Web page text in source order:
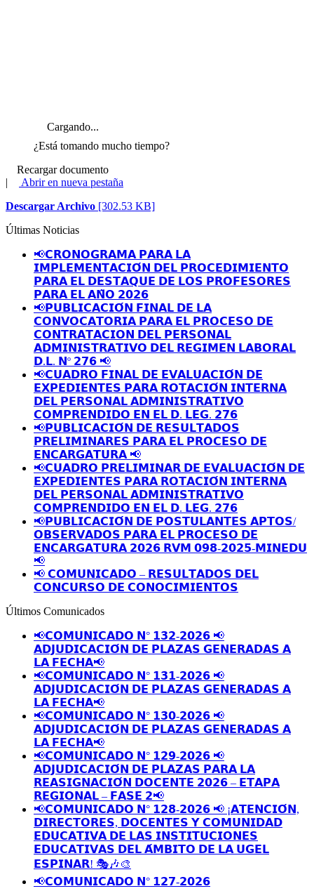
Cargando...
¿Está tomando mucho tiempo?
Recargar documento
|
Abrir en nueva pestaña
Descargar Archivo [302.53 KB]
Últimas Noticias
📢𝗖𝗥𝗢𝗡𝗢𝗚𝗥𝗔𝗠𝗔 𝗣𝗔𝗥𝗔 𝗟𝗔
𝗜𝗠𝗣𝗟𝗘𝗠𝗘𝗡𝗧𝗔𝗖𝗜𝗢́𝗡 𝗗𝗘𝗟 𝗣𝗥𝗢𝗖𝗘𝗗𝗜𝗠𝗜𝗘𝗡𝗧𝗢
𝗣𝗔𝗥𝗔 𝗘𝗟 𝗗𝗘𝗦𝗧𝗔𝗤𝗨𝗘 𝗗𝗘 𝗟𝗢𝗦 𝗣𝗥𝗢𝗙𝗘𝗦𝗢𝗥𝗘𝗦
𝗣𝗔𝗥𝗔 𝗘𝗟 𝗔𝗡̃𝗢 𝟮𝟬𝟮𝟲
📢𝗣𝗨𝗕𝗟𝗜𝗖𝗔𝗖𝗜𝗢́𝗡 𝗙𝗜𝗡𝗔𝗟 𝗗𝗘 𝗟𝗔
𝗖𝗢𝗡𝗩𝗢𝗖𝗔𝗧𝗢𝗥𝗜𝗔 𝗣𝗔𝗥𝗔 𝗘𝗟 𝗣𝗥𝗢𝗖𝗘𝗦𝗢 𝗗𝗘
𝗖𝗢𝗡𝗧𝗥𝗔𝗧𝗔𝗖𝗜𝗢𝗡 𝗗𝗘𝗟 𝗣𝗘𝗥𝗦𝗢𝗡𝗔𝗟
𝗔𝗗𝗠𝗜𝗡𝗜𝗦𝗧𝗥𝗔𝗧𝗜𝗩𝗢 𝗗𝗘𝗟 𝗥𝗘𝗚𝗜𝗠𝗘𝗡 𝗟𝗔𝗕𝗢𝗥𝗔𝗟
𝗗.𝗟. 𝗡º 𝟮𝟳𝟲 📢
📢𝗖𝗨𝗔𝗗𝗥𝗢 𝗙𝗜𝗡𝗔𝗟 𝗗𝗘 𝗘𝗩𝗔𝗟𝗨𝗔𝗖𝗜𝗢́𝗡 𝗗𝗘
𝗘𝗫𝗣𝗘𝗗𝗜𝗘𝗡𝗧𝗘𝗦 𝗣𝗔𝗥𝗔 𝗥𝗢𝗧𝗔𝗖𝗜𝗢́𝗡 𝗜𝗡𝗧𝗘𝗥𝗡𝗔
𝗗𝗘𝗟 𝗣𝗘𝗥𝗦𝗢𝗡𝗔𝗟 𝗔𝗗𝗠𝗜𝗡𝗜𝗦𝗧𝗥𝗔𝗧𝗜𝗩𝗢
𝗖𝗢𝗠𝗣𝗥𝗘𝗡𝗗𝗜𝗗𝗢 𝗘𝗡 𝗘𝗟 𝗗. 𝗟𝗘𝗚. 𝟮𝟳𝟲
📢𝗣𝗨𝗕𝗟𝗜𝗖𝗔𝗖𝗜𝗢́𝗡 𝗗𝗘 𝗥𝗘𝗦𝗨𝗟𝗧𝗔𝗗𝗢𝗦
𝗣𝗥𝗘𝗟𝗜𝗠𝗜𝗡𝗔𝗥𝗘𝗦 𝗣𝗔𝗥𝗔 𝗘𝗟 𝗣𝗥𝗢𝗖𝗘𝗦𝗢 𝗗𝗘
𝗘𝗡𝗖𝗔𝗥𝗚𝗔𝗧𝗨𝗥𝗔 📢
📢𝗖𝗨𝗔𝗗𝗥𝗢 𝗣𝗥𝗘𝗟𝗜𝗠𝗜𝗡𝗔𝗥 𝗗𝗘 𝗘𝗩𝗔𝗟𝗨𝗔𝗖𝗜𝗢́𝗡 𝗗𝗘
𝗘𝗫𝗣𝗘𝗗𝗜𝗘𝗡𝗧𝗘𝗦 𝗣𝗔𝗥𝗔 𝗥𝗢𝗧𝗔𝗖𝗜𝗢́𝗡 𝗜𝗡𝗧𝗘𝗥𝗡𝗔
𝗗𝗘𝗟 𝗣𝗘𝗥𝗦𝗢𝗡𝗔𝗟 𝗔𝗗𝗠𝗜𝗡𝗜𝗦𝗧𝗥𝗔𝗧𝗜𝗩𝗢
𝗖𝗢𝗠𝗣𝗥𝗘𝗡𝗗𝗜𝗗𝗢 𝗘𝗡 𝗘𝗟 𝗗. 𝗟𝗘𝗚. 𝟮𝟳𝟲
📢𝗣𝗨𝗕𝗟𝗜𝗖𝗔𝗖𝗜𝗢́𝗡 𝗗𝗘 𝗣𝗢𝗦𝗧𝗨𝗟𝗔𝗡𝗧𝗘𝗦 𝗔𝗣𝗧𝗢𝗦/
𝗢𝗕𝗦𝗘𝗥𝗩𝗔𝗗𝗢𝗦 𝗣𝗔𝗥𝗔 𝗘𝗟 𝗣𝗥𝗢𝗖𝗘𝗦𝗢 𝗗𝗘
𝗘𝗡𝗖𝗔𝗥𝗚𝗔𝗧𝗨𝗥𝗔 𝟮𝟬𝟮𝟲 𝗥𝗩𝗠 𝟬𝟵𝟴-𝟮𝟬𝟮𝟱-𝗠𝗜𝗡𝗘𝗗𝗨
📢
📢 𝗖𝗢𝗠𝗨𝗡𝗜𝗖𝗔𝗗𝗢 – 𝗥𝗘𝗦𝗨𝗟𝗧𝗔𝗗𝗢𝗦 𝗗𝗘𝗟
𝗖𝗢𝗡𝗖𝗨𝗥𝗦𝗢 𝗗𝗘 𝗖𝗢𝗡𝗢𝗖𝗜𝗠𝗜𝗘𝗡𝗧𝗢𝗦
Últimos Comunicados
📢𝗖𝗢𝗠𝗨𝗡𝗜𝗖𝗔𝗗𝗢 𝗡° 𝟭𝟯𝟮-𝟮𝟬𝟮𝟲 📢
𝗔𝗗𝗝𝗨𝗗𝗜𝗖𝗔𝗖𝗜𝗢́𝗡 𝗗𝗘 𝗣𝗟𝗔𝗭𝗔𝗦 𝗚𝗘𝗡𝗘𝗥𝗔𝗗𝗔𝗦 𝗔
𝗟𝗔 𝗙𝗘𝗖𝗛𝗔📢
📢𝗖𝗢𝗠𝗨𝗡𝗜𝗖𝗔𝗗𝗢 𝗡° 𝟭𝟯𝟭-𝟮𝟬𝟮𝟲 📢
𝗔𝗗𝗝𝗨𝗗𝗜𝗖𝗔𝗖𝗜𝗢́𝗡 𝗗𝗘 𝗣𝗟𝗔𝗭𝗔𝗦 𝗚𝗘𝗡𝗘𝗥𝗔𝗗𝗔𝗦 𝗔
𝗟𝗔 𝗙𝗘𝗖𝗛𝗔📢
📢𝗖𝗢𝗠𝗨𝗡𝗜𝗖𝗔𝗗𝗢 𝗡° 𝟭𝟯𝟬-𝟮𝟬𝟮𝟲 📢
𝗔𝗗𝗝𝗨𝗗𝗜𝗖𝗔𝗖𝗜𝗢́𝗡 𝗗𝗘 𝗣𝗟𝗔𝗭𝗔𝗦 𝗚𝗘𝗡𝗘𝗥𝗔𝗗𝗔𝗦 𝗔
𝗟𝗔 𝗙𝗘𝗖𝗛𝗔📢
📢𝗖𝗢𝗠𝗨𝗡𝗜𝗖𝗔𝗗𝗢 𝗡° 𝟭𝟮𝟵-𝟮𝟬𝟮𝟲 📢
𝗔𝗗𝗝𝗨𝗗𝗜𝗖𝗔𝗖𝗜𝗢́𝗡 𝗗𝗘 𝗣𝗟𝗔𝗭𝗔𝗦 𝗣𝗔𝗥𝗔 𝗟𝗔
𝗥𝗘𝗔𝗦𝗜𝗚𝗡𝗔𝗖𝗜𝗢́𝗡 𝗗𝗢𝗖𝗘𝗡𝗧𝗘 𝟮𝟬𝟮𝟲 – 𝗘𝗧𝗔𝗣𝗔
𝗥𝗘𝗚𝗜𝗢𝗡𝗔𝗟 – 𝗙𝗔𝗦𝗘 𝟮📢
📢𝗖𝗢𝗠𝗨𝗡𝗜𝗖𝗔𝗗𝗢 𝗡° 𝟭𝟮𝟴-𝟮𝟬𝟮𝟲 📢 ¡𝗔𝗧𝗘𝗡𝗖𝗜𝗢́𝗡,
𝗗𝗜𝗥𝗘𝗖𝗧𝗢𝗥𝗘𝗦, 𝗗𝗢𝗖𝗘𝗡𝗧𝗘𝗦 𝗬 𝗖𝗢𝗠𝗨𝗡𝗜𝗗𝗔𝗗
𝗘𝗗𝗨𝗖𝗔𝗧𝗜𝗩𝗔 𝗗𝗘 𝗟𝗔𝗦 𝗜𝗡𝗦𝗧𝗜𝗧𝗨𝗖𝗜𝗢𝗡𝗘𝗦
𝗘𝗗𝗨𝗖𝗔𝗧𝗜𝗩𝗔𝗦 𝗗𝗘𝗟 𝗔́𝗠𝗕𝗜𝗧𝗢 𝗗𝗘 𝗟𝗔 𝗨𝗚𝗘𝗟
𝗘𝗦𝗣𝗜𝗡𝗔𝗥! 🎭🎶🎨
📢𝗖𝗢𝗠𝗨𝗡𝗜𝗖𝗔𝗗𝗢 𝗡° 𝟭𝟮𝟳-𝟮𝟬𝟮𝟲